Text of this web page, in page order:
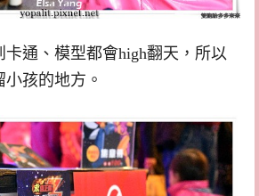
通、模型都會high翻天，所以
孩的地方。